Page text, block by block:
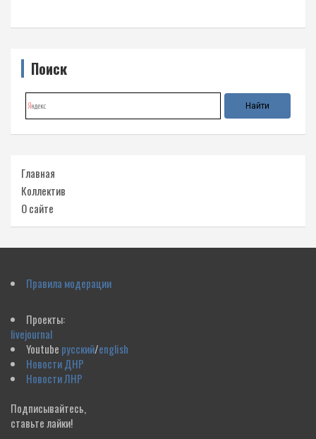
Поиск
Главная
Коллектив
О сайте
Правила модерации
Проекты:
livejournal
Youtube русский/english
Новости ДНР
Новости ЛНР
Подписывайтесь,
ставьте лайки!